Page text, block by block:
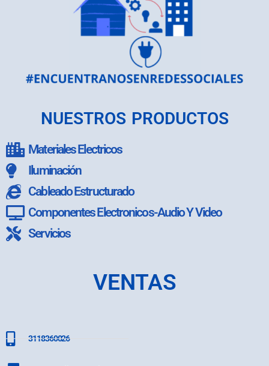
NUESTROS PRODUCTOS
Materiales Electricos
Iluminación
Cableado Estructurado
Componentes Electronicos-Audio Y Video
Servicios
VENTAS
3118360026